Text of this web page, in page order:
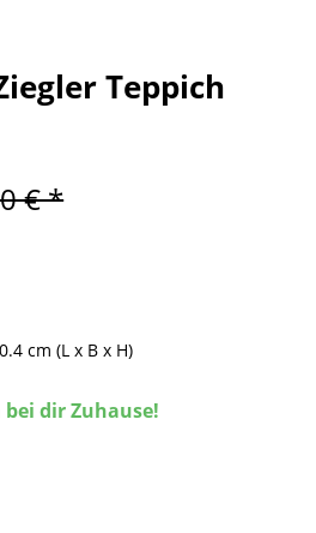
Teppich
€ *
0.4 cm (L x B x H)
dir Zuhause!